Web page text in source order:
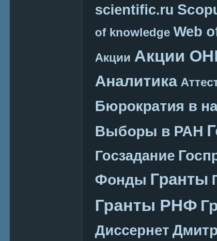
scientific.ru
of knowledge Web
Акции Акции
Аналитика
Бюрократия в
Выборы в РАН
Госзадание
Фонды Гранты
Гранты РНФ
Диссернет